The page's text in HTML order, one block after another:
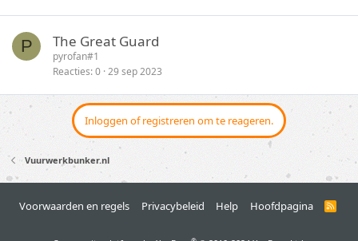
P The Great Guard
pyrofan#1
Reacties 0 29 sep 2023
Inloggen of registreren om te reageren.
Vuurwerkbunker.nl
Voorwaarden en regels Privacybeleid Help Hoofdpagina
R